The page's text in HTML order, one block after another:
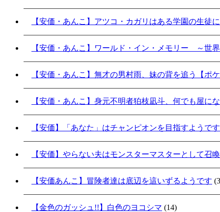
【安価・あんこ】アツコ・カガリはある学園の生徒
【安価・あんこ】ワールド・イン・メモリー ～世
【安価・あんこ】無才の男村雨、妹の背を追う【ポ
【安価・あんこ】身元不明者狛枝凪斗、何でも屋に
【安価】「あなた」はチャンピオンを目指すようで
【安価】やらない夫はモンスターマスターとして召
【安価あんこ】冒険者達は底辺を這いずるようです
【金色のガッシュ!!】白色のヨコシマ (14)